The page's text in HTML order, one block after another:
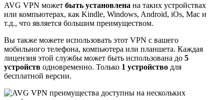
AVG VPN может быть установлена на таких устройствах
или компьютерах, как Kindle, Windows, Android, iOs, Mac и
т.д., что является большим преимуществом.
Вы также можете использовать этот VPN с вашего
мобильного телефона, компьютера или планшета. Каждая
лицензия этой службы может быть использована до 5
устройств одновременно. Только 1 устройство для
бесплатной версии.